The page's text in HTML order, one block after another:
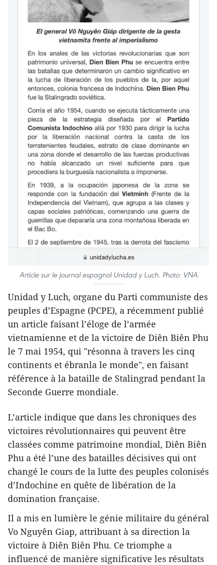
Article sur le journal espagnol Unidad y Luch. Photo: VNA
Unidad y Luch, organe du Parti communiste des
peuples d’Espagne (PCPE), a récemment publié
un article faisant l’éloge de l’armée
vietnamienne et de la victoire de Diên Biên Phu
le 7 mai 1954, qui "résonna à travers les cinq
continents et ébranla le monde", en faisant
référence à la bataille de Stalingrad pendant la
Seconde Guerre mondiale.
L’article indique que dans les chroniques des
victoires révolutionnaires qui peuvent être
classées comme patrimoine mondial, Diên Biên
Phu a été l’une des batailles décisives qui ont
changé le cours de la lutte des peuples colonisés
d’Indochine en quête de libération de la
domination française.
Il a mis en lumière le génie militaire du général
Vo Nguyên Giap, attribuant à sa direction la
victoire à Diên Biên Phu. Ce triomphe a
influencé de manière significative les résultats